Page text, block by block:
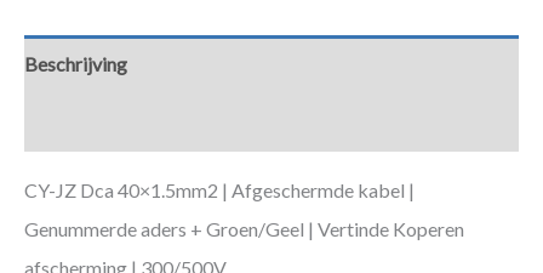
Beschrijving
CY-JZ Dca 40×1.5mm2 | Afgeschermde kabel |
Genummerde aders + Groen/Geel | Vertinde Koperen
afscherming | 300/500V